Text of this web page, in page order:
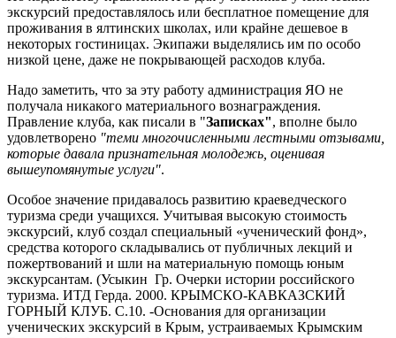
экскурсий предоставлялось или бесплатное помещение для
проживания в ялтинских школах, или крайне дешевое в
некоторых гостиницах. Экипажи выделялись им по особо
низкой цене, даже не покрывающей расходов клуба.
Надо заметить, что за эту работу администрация ЯО не
получала никакого материального вознаграждения.
Правление клуба, как писали в "Записках", вполне было
удовлетворено "теми многочисленными лестными отзывами,
которые давала признательная молодежь, оценивая
вышеупомянутые услуги".
Особое значение придавалось развитию краеведческого
туризма среди учащихся. Учитывая высокую стоимость
экскурсий, клуб создал специальный «ученический фонд»,
средства которого складывались от публичных лекций и
пожертвований и шли на материальную помощь юным
экскурсантам. (Усыкин Гр. Очерки истории российского
туризма. ИТД Герда. 2000. КРЫМСКО-КАВКАЗСКИЙ
ГОРНЫЙ КЛУБ. С.10. -Основания для организации
ученических экскурсий в Крым, устраиваемых Крымским